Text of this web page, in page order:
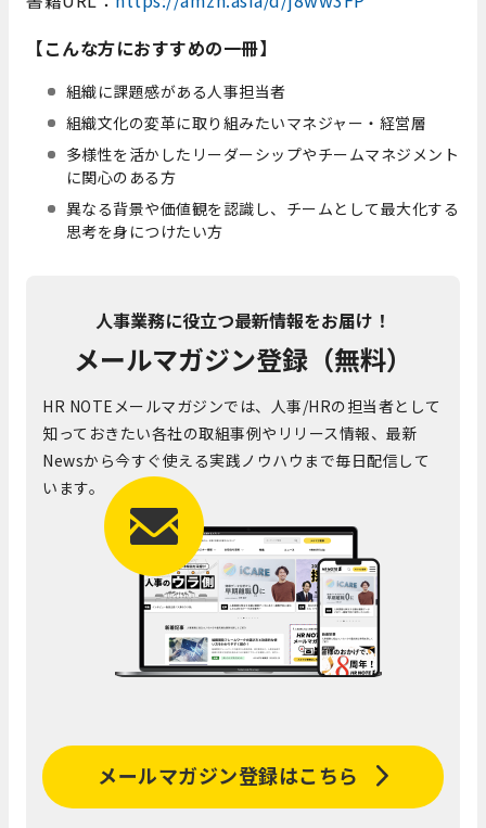
【こんな方におすすめの一冊】
組織に課題感がある人事担当者
組織文化の変革に取り組みたいマネジャー・経営層
多様性を活かしたリーダーシップやチームマネジメント
に関心のある方
異なる背景や価値観を認識し、チームとして最大化する
思考を身につけたい方
人事業務に役立つ最新情報をお届け！
メールマガジン登録（無料）
HR NOTEメールマガジンでは、人事/HRの担当者として
知っておきたい各社の取組事例やリリース情報、最新
Newsから今すぐ使える実践ノウハウまで毎日配信して
います。
メールマガジン登録はこちら